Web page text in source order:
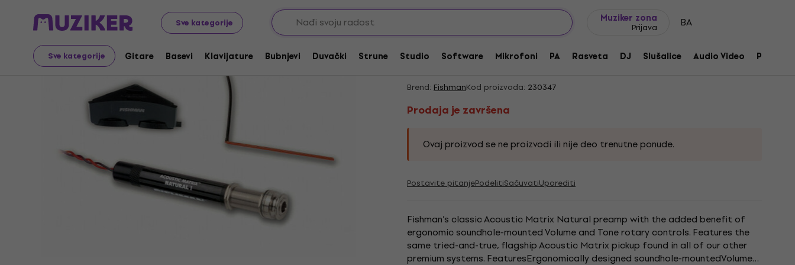
Sve kategorije
Muziker zona
Prijava BA
Sve kategorije Gitare Basevi Klavijature Bubnjevi Duvački Strune Studio Software Mikrofoni PA Rasveta DJ Slušalice Audio Video Pribor
Muzički instrumenti Gitare Gitarski magneti Magneti za akustične gitare
Prodaja je završena
Prodaja je završena
Fishman Matrix Natural VT2 Natural Pick up za akustičnu
Brend: FishmanKod proizvoda: 230347
Prodaja je završena
Ovaj proizvod se ne proizvodi ili nije deo trenutne ponude.
Postavite pitanjePodelitiSačuvatiUporediti
Fishman’s classic Acoustic Matrix Natural preamp with the added benefit of
ergonomic soundhole-mounted Volume and Tone rotary controls. Features the
same tried-and-true, flagship Acoustic Matrix pickup found in all of our other
premium systems. FeaturesErgonomically designed soundhole-mountedVolume